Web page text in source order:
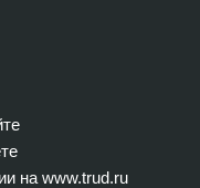
на www.trud.ru